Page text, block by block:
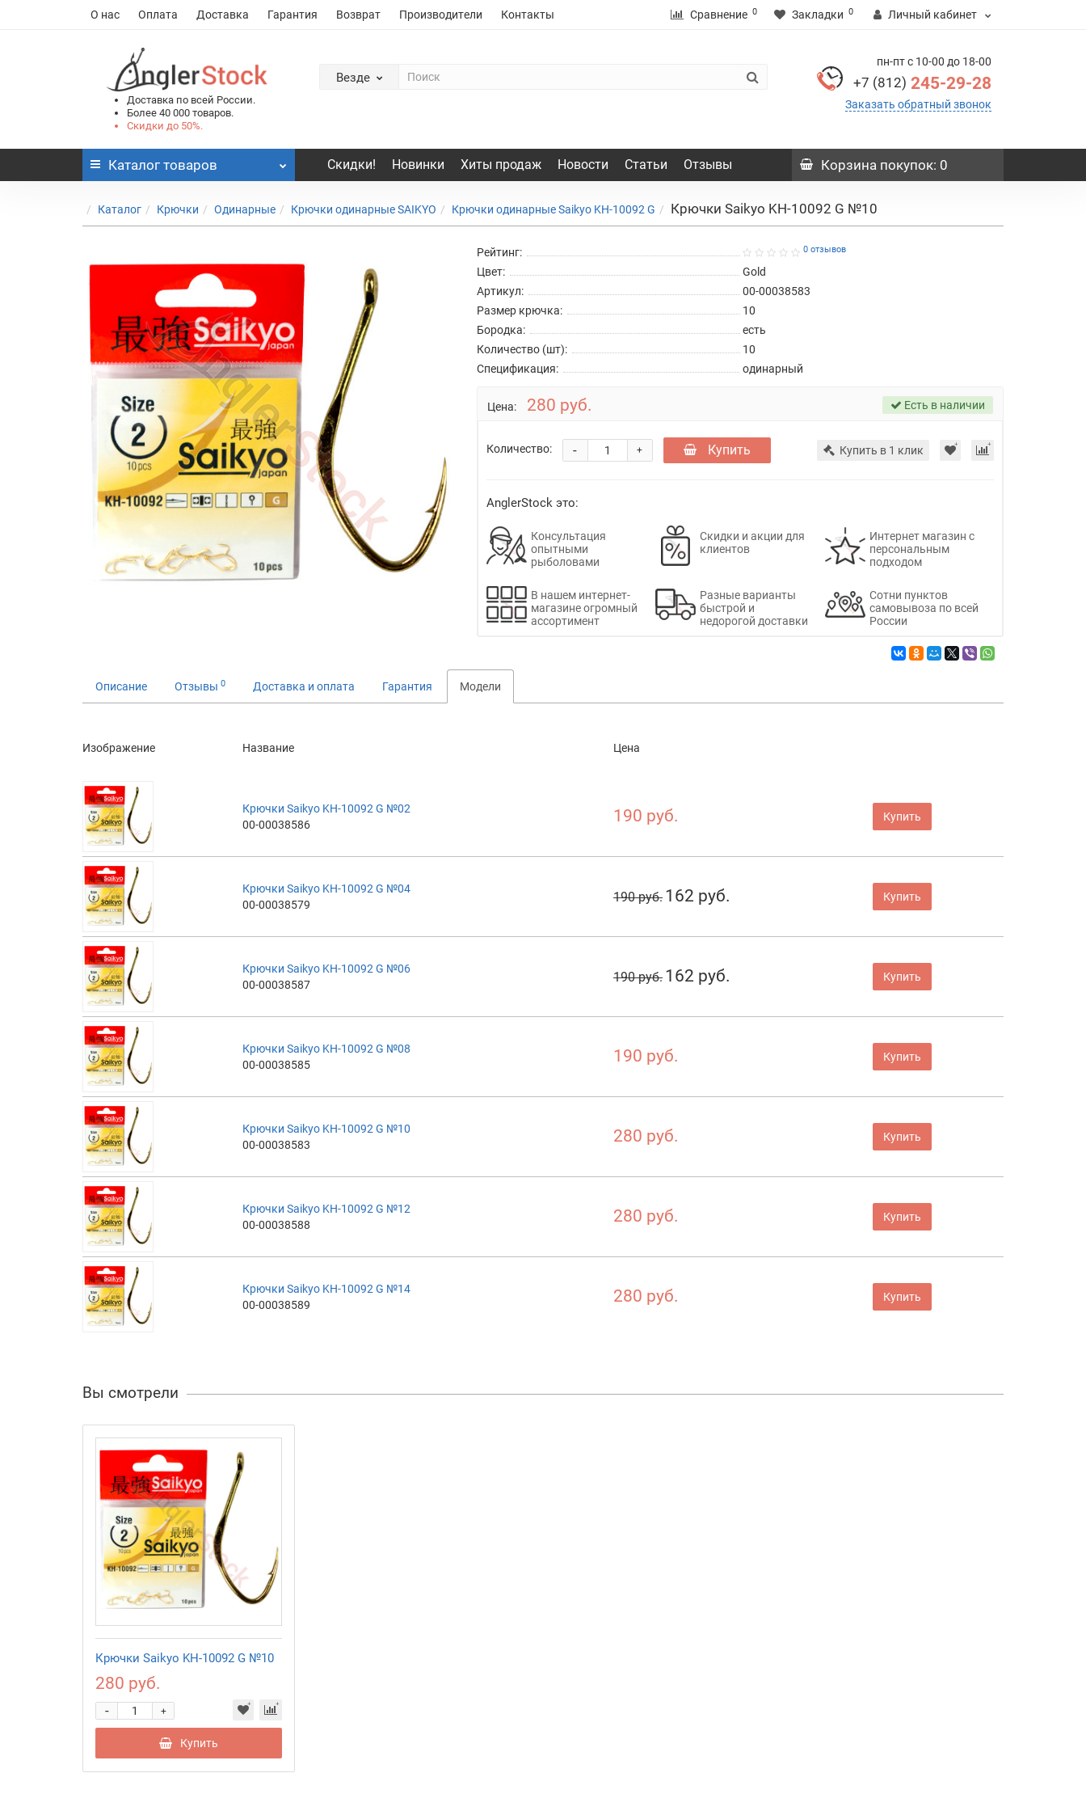
О нас Оплата Доставка Гарантия Возврат Производители Контакты Сравнение 0 Закладки 0 Личный кабинет
Доставка по всей России.
Более 40 000 товаров.
Скидки до 50%.
Везде
пн-пт с 10-00 до 18-00
+7 (812) 245-29-28
Заказать обратный звонок
Каталог товаров Скидки! Новинки Хиты продаж Новости Статьи Отзывы Корзина покупок: 0
Каталог Крючки Одинарные Крючки одинарные SAIKYO Крючки одинарные Saikyo KH-10092 G Крючки Saikyo KH-10092 G №10
Рейтинг: 0 отзывов
Цвет:
Gold
Артикул:
00-00038583
Размер крючка:
10
Бородка:
есть
Количество (шт):
10
Спецификация:
одинарный
Цена: 280 руб. Есть в наличии
Количество: +
- Купить Купить в 1 клик
AnglerStock это:
Консультация
опытными
рыболовами
Скидки и акции для
клиентов
Интернет магазин с
персональным
подходом
В нашем интернет-
магазине огромный
ассортимент
Разные варианты
быстрой и
недорогой доставки
Сотни пунктов
самовывоза по всей
России
Описание Отзывы 0 Доставка и оплата Гарантия Модели
Изображение Название Цена
Крючки Saikyo KH-10092 G №02
00-00038586
190 руб. Купить
Крючки Saikyo KH-10092 G №04
00-00038579
190 руб. 162 руб. Купить
Крючки Saikyo KH-10092 G №06
00-00038587
190 руб. 162 руб. Купить
Крючки Saikyo KH-10092 G №08
00-00038585
190 руб. Купить
Крючки Saikyo KH-10092 G №10
00-00038583
280 руб. Купить
Крючки Saikyo KH-10092 G №12
00-00038588
280 руб. Купить
Крючки Saikyo KH-10092 G №14
00-00038589
280 руб. Купить
Вы смотрели
Крючки Saikyo KH-10092 G №10
280 руб.
+
-
Купить